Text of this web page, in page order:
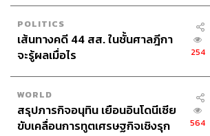
POLITICS
เส้นทางคดี 44 สส. ในชั้นศาลฎีกา
จะรู้ผลเมื่อไร
254
WORLD
สรุปภารกิจอนุทิน เยือนอินโดนีเซีย
ขับเคลื่อนการทูตเศรษฐกิจเชิงรุก
564